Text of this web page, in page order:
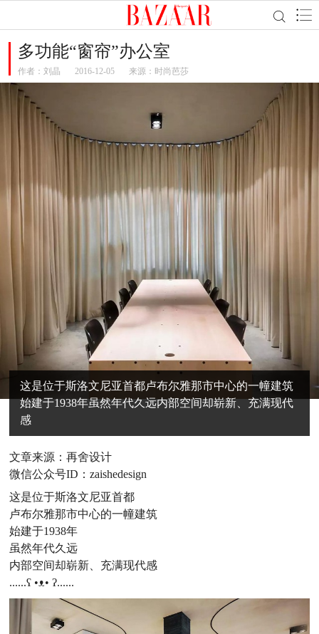
多功能“窗帘”办公室
作者： 刘晶 2016-12-05 来源：时尚芭莎
这是位于斯洛文尼亚首都卢布尔雅那市中心的一幢建筑
始建于1938年虽然年代久远内部空间却崭新、充满现代
感
文章来源：再舍设计
微信公众号ID：zaishedesign
这是位于斯洛文尼亚首都
卢布尔雅那市中心的一幢建筑
始建于1938年
虽然年代久远
内部空间却崭新、充满现代感
......ʕ •ᴥ• ʔ......